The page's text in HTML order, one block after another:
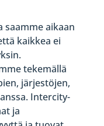
saamme aikaan
kaikkea ei
tekemällä
järjestöjen,
Intercity-
ja